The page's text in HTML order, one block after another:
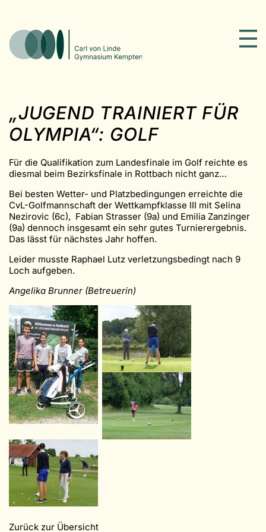
„JUGEND TRAINIERT FÜR
OLYMPIA“: GOLF
Für die Qualifikation zum Landesfinale im Golf reichte es
diesmal beim Bezirksfinale in Rottbach nicht ganz…
Bei besten Wetter- und Platzbedingungen erreichte die
CvL-Golfmannschaft der Wettkampfklasse III mit Selina
Nezirovic (6c), Fabian Strasser (9a) und Emilia Zanzinger
(9a) dennoch insgesamt ein sehr gutes Turnierergebnis.
Das lässt für nächstes Jahr hoffen.
Leider musste Raphael Lutz verletzungsbedingt nach 9
Loch aufgeben.
Angelika Brunner (Betreuerin)
Zurück zur Übersicht